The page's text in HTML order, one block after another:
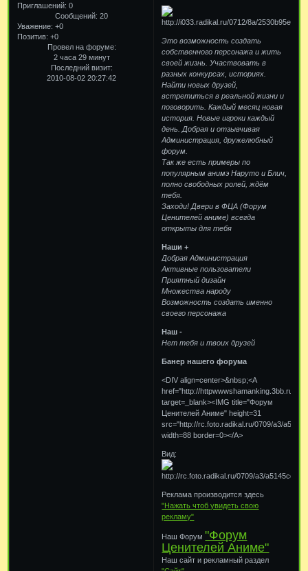
Приглашений: 0
Сообщений: 20
Уважение: +0
Позитив: +0
Провел на форуме:
2 часа 29 минут
Последний визит:
2010-08-02 20:27:42
Это возможность создать
собственного персонажа и жить
своей жизнь. Участвовать в
разных конкурсах, историях.
Найти новых друзей,
встретиться в реальной жизни и
поговорить. Каждый месяц новая
история. Новые игроки каждый
день. Добрая и отзывчивая
Администрация, дружелюбный
форум.
Так же есть примеры по
популярным анимэ Наруто и Блич,
полно свободных ролей, ждём
тебя.
Заходи! Двери в ФЦА (Форум
Ценителей аниме) всегда
открыты для тебя
Наши +
Добрая Администрация
Активные пользователи
Приятный дизайн
Множества народу
Возможность создать именно
своего персонажа
Наш -
Нет тебя и твоих друзей
Банер нашего форума
<DIV align=center>&nbsp;<A
href="http://httpwwwshamanking.3bb.ru/"
target=_blank><IMG title="Форум
Ценителей Аниме" height=31
src="http://rc.foto.radikal.ru/0709/a3/
width=88 border=0></A>
Вид:
Реклама производится здесь
"Нажать чтоб увидеть свою
рекламу"
Наш Форум "Форум
Ценителей Аниме"
Наш сайт и рекламный раздел